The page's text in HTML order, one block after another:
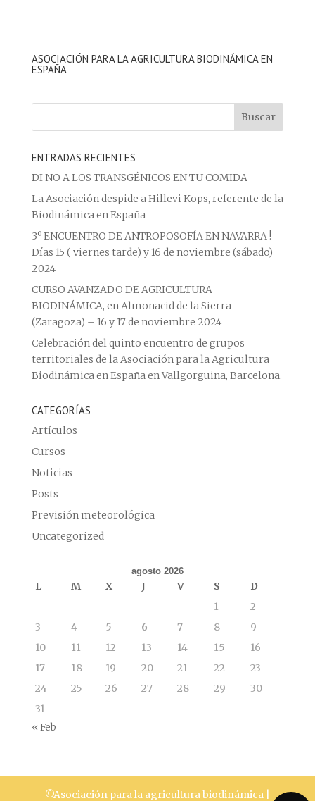
ASOCIACIÓN PARA LA AGRICULTURA BIODINÁMICA EN
ESPAÑA
ENTRADAS RECIENTES
DI NO A LOS TRANSGÉNICOS EN TU COMIDA
La Asociación despide a Hillevi Kops, referente de la
Biodinámica en España
3º ENCUENTRO DE ANTROPOSOFÍA EN NAVARRA !
Días 15 ( viernes tarde) y 16 de noviembre (sábado)
2024
CURSO AVANZADO DE AGRICULTURA
BIODINÁMICA, en Almonacid de la Sierra
(Zaragoza) – 16 y 17 de noviembre 2024
Celebración del quinto encuentro de grupos
territoriales de la Asociación para la Agricultura
Biodinámica en España en Vallgorguina, Barcelona.
CATEGORÍAS
Artículos
Cursos
Noticias
Posts
Previsión meteorológica
Uncategorized
agosto 2026
L M X J V S
D
1
2
3
4 5 6 7 8
9
10
11 12 13 14 15
16
17
18 19 20 21 22
23
24
25 26 27 28 29
30
31
« Feb
©Asociación para la agricultura biodinámica |